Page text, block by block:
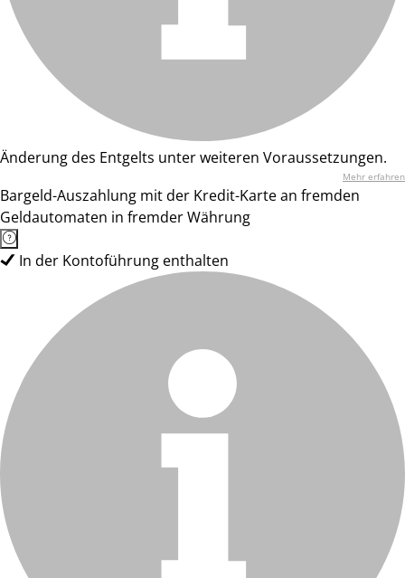
Änderung des Entgelts unter weiteren Voraussetzungen.
Mehr erfahren
Bargeld-Auszahlung mit der Kredit-Karte an fremden
Geldautomaten in fremder Währung
In der Kontoführung enthalten